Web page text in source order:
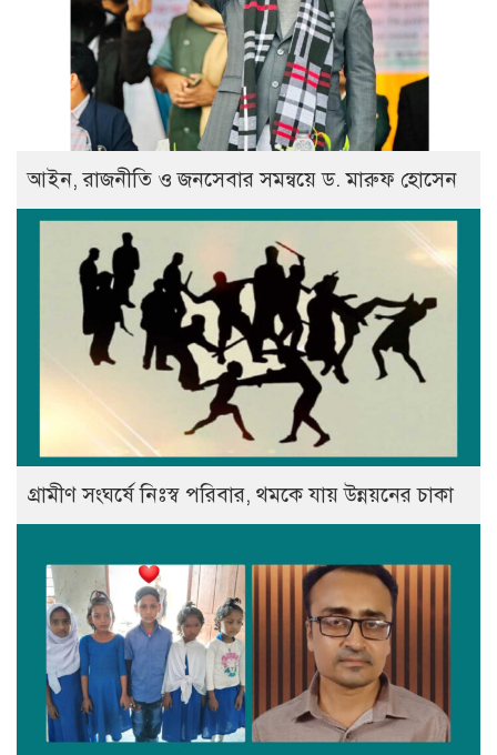
আইন, রাজনীতি ও জনসেবার সমন্বয়ে ড. মারুফ হোসেন
গ্রামীণ সংঘর্ষে নিঃস্ব পরিবার, থমকে যায় উন্নয়নের চাকা